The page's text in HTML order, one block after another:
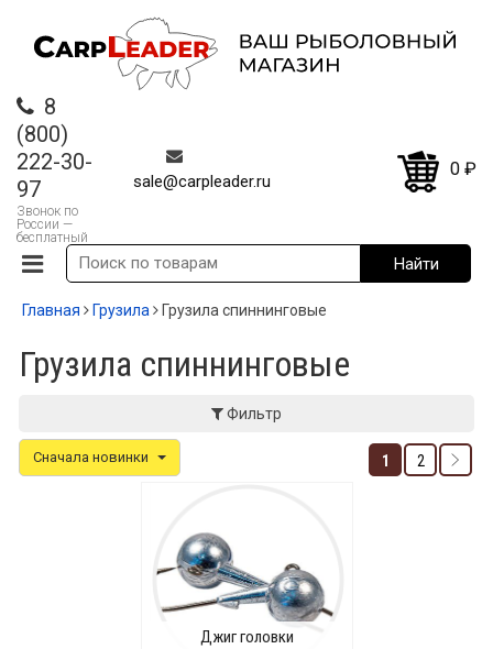
8
(800)
222-30-
97
Звонок по
России —
бесплатный
sale@carpleader.ru
0 ₽
Главная Грузила Грузила спиннинговые
Грузила спиннинговые
Фильтр
Сначала новинки 1 2
Джиг головки